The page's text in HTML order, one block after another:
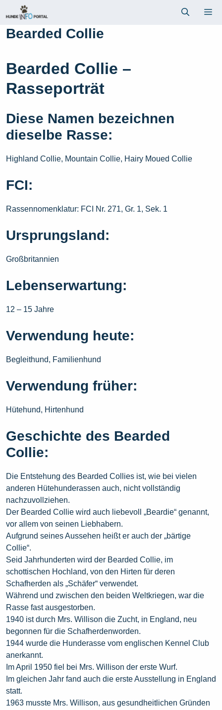
Inhalt
springen
Bearded Collie
Bearded Collie –
Rasseporträt
Diese Namen bezeichnen
dieselbe Rasse:
Highland Collie, Mountain Collie, Hairy Moued Collie
FCI:
Rassennomenklatur: FCI Nr. 271, Gr. 1, Sek. 1
Ursprungsland:
Großbritannien
Lebenserwartung:
12 – 15 Jahre
Verwendung heute:
Begleithund, Familienhund
Verwendung früher:
Hütehund, Hirtenhund
Geschichte des Bearded
Collie:
Die Entstehung des Bearded Collies ist, wie bei vielen
anderen Hütehunderassen auch, nicht vollständig
nachzuvollziehen.
Der Bearded Collie wird auch liebevoll „Beardie“ genannt,
vor allem von seinen Liebhabern.
Aufgrund seines Aussehen heißt er auch der „bärtige
Collie“.
Seid Jahrhunderten wird der Bearded Collie, im
schottischen Hochland, von den Hirten für deren
Schafherden als „Schäfer“ verwendet.
Während und zwischen den beiden Weltkriegen, war die
Rasse fast ausgestorben.
1940 ist durch Mrs. Willison die Zucht, in England, neu
begonnen für die Schafherdenworden.
1944 wurde die Hunderasse vom englischen Kennel Club
anerkannt.
Im April 1950 fiel bei Mrs. Willison der erste Wurf.
Im gleichen Jahr fand auch die erste Ausstellung in England
statt.
1963 musste Mrs. Willison, aus gesundheitlichen Gründen